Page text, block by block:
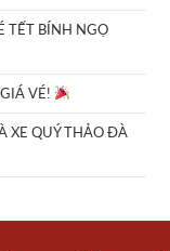
TẾT BÍNH NGỌ
VÉ!
XE QUÝ THẢO ĐÀ